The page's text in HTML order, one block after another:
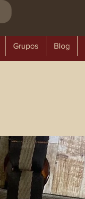
Grupos Blog